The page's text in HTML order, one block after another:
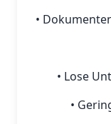
•
• Lose
•